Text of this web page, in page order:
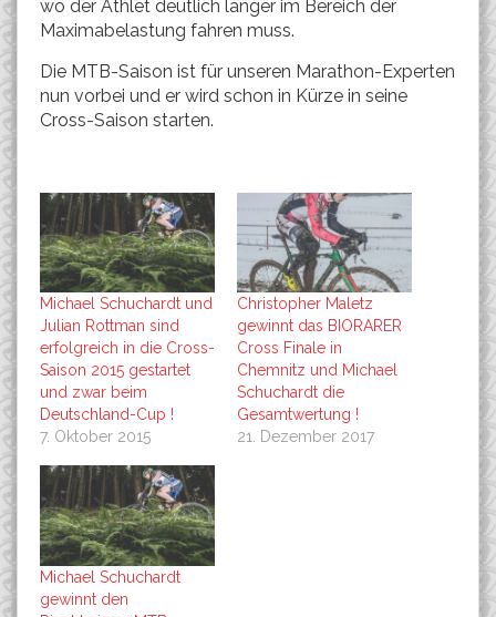
wo der Athlet deutlich länger im Bereich der
Maximabelastung fahren muss.
Die MTB-Saison ist für unseren Marathon-Experten
nun vorbei und er wird schon in Kürze in seine
Cross-Saison starten.
Michael Schuchardt und
Julian Rottman sind
erfolgreich in die Cross-
Saison 2015 gestartet
und zwar beim
Deutschland-Cup !
7. Oktober 2015
Christopher Maletz
gewinnt das BIORARER
Cross Finale in
Chemnitz und Michael
Schuchardt die
Gesamtwertung !
21. Dezember 2017
Michael Schuchardt
gewinnt den